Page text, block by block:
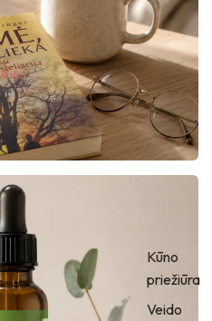
Kūno
priežiūra
Veido